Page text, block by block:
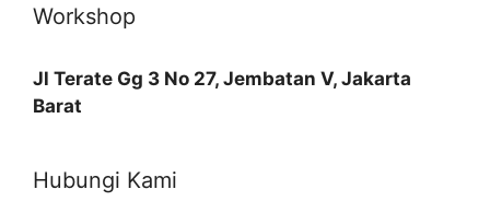
Workshop
Jl Terate Gg 3 No 27, Jembatan V, Jakarta
Barat
Hubungi Kami